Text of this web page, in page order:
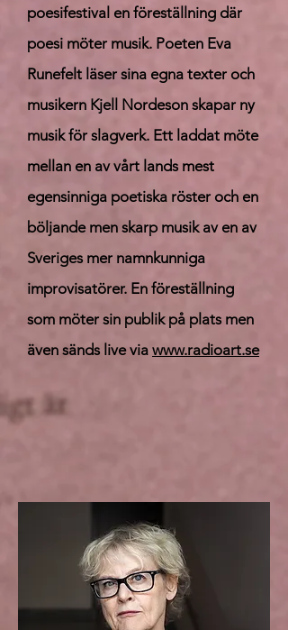
poesifestival en föreställning där
poesi möter musik. Poeten Eva
Runefelt läser sina egna texter och
musikern Kjell Nordeson skapar ny
musik för slagverk. Ett laddat möte
mellan en av vårt lands mest
egensinniga poetiska röster och en
böljande men skarp musik av en av
Sveriges mer namnkunniga
improvisatörer. En föreställning
som möter sin publik på plats men
även sänds live via www.radioart.se